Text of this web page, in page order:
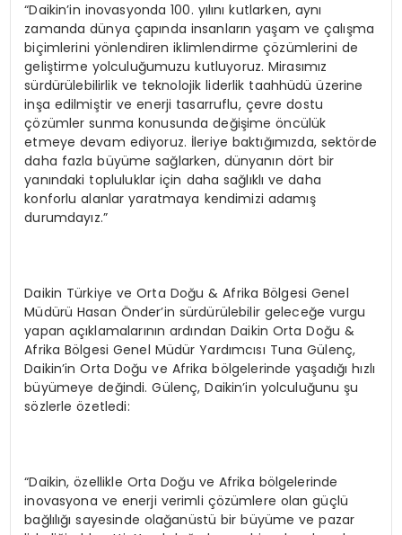
“Daikin’in inovasyonda 100. yılını kutlarken, aynı
zamanda dünya çapında insanların yaşam ve çalışma
biçimlerini yönlendiren iklimlendirme çözümlerini de
geliştirme yolculuğumuzu kutluyoruz. Mirasımız
sürdürülebilirlik ve teknolojik liderlik taahhüdü üzerine
inşa edilmiştir ve enerji tasarruflu, çevre dostu
çözümler sunma konusunda değişime öncülük
etmeye devam ediyoruz. İleriye baktığımızda, sektörde
daha fazla büyüme sağlarken, dünyanın dört bir
yanındaki topluluklar için daha sağlıklı ve daha
konforlu alanlar yaratmaya kendimizi adamış
durumdayız.”
Daikin Türkiye ve Orta Doğu & Afrika Bölgesi Genel
Müdürü Hasan Önder’in sürdürülebilir geleceğe vurgu
yapan açıklamalarının ardından Daikin Orta Doğu &
Afrika Bölgesi Genel Müdür Yardımcısı Tuna Gülenç,
Daikin’in Orta Doğu ve Afrika bölgelerinde yaşadığı hızlı
büyümeye değindi. Gülenç, Daikin’in yolculuğunu şu
sözlerle özetledi:
“Daikin, özellikle Orta Doğu ve Afrika bölgelerinde
inovasyona ve enerji verimli çözümlere olan güçlü
bağlılığı sayesinde olağanüstü bir büyüme ve pazar